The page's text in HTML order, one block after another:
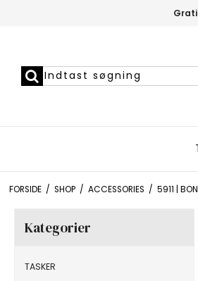
FORSIDE / SHOP / ACCESSORIES / 5911 |
Kategorier
TASKER